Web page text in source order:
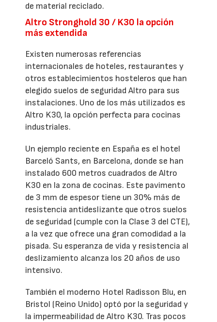
de material reciclado.
Altro Stronghold 30 / K30 la opción
más extendida
Existen numerosas referencias
internacionales de hoteles, restaurantes y
otros establecimientos hosteleros que han
elegido suelos de seguridad Altro para sus
instalaciones. Uno de los más utilizados es
Altro K30, la opción perfecta para cocinas
industriales.
Un ejemplo reciente en España es el hotel
Barceló Sants, en Barcelona, donde se han
instalado 600 metros cuadrados de Altro
K30 en la zona de cocinas. Este pavimento
de 3 mm de espesor tiene un 30% más de
resistencia antideslizante que otros suelos
de seguridad (cumple con la Clase 3 del CTE),
a la vez que ofrece una gran comodidad a la
pisada. Su esperanza de vida y resistencia al
deslizamiento alcanza los 20 años de uso
intensivo.
También el moderno Hotel Radisson Blu, en
Bristol (Reino Unido) optó por la seguridad y
la impermeabilidad de Altro K30. Tras pocos